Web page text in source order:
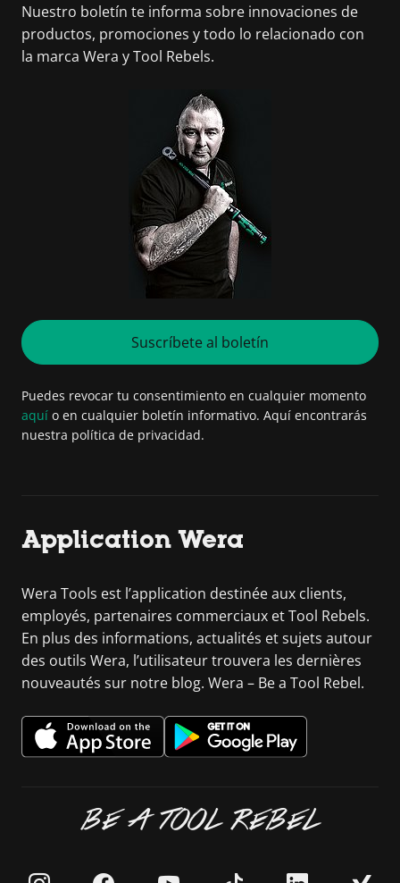
Nuestro boletín te informa sobre innovaciones de
productos, promociones y todo lo relacionado con
la marca Wera y Tool Rebels.
Suscríbete al boletín
Puedes revocar tu consentimiento en cualquier momento
aquí o en cualquier boletín informativo. Aquí encontrarás
nuestra política de privacidad.
Application Wera
Wera Tools est l’application destinée aux clients,
employés, partenaires commerciaux et Tool Rebels.
En plus des informations, actualités et sujets autour
des outils Wera, l’utilisateur trouvera les dernières
nouveautés sur notre blog. Wera – Be a Tool Rebel.
BE A TOOL REBEL